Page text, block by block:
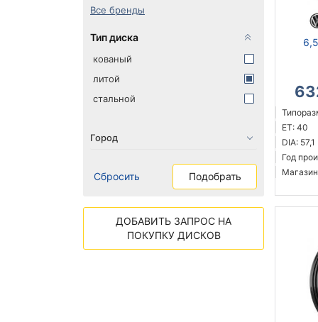
ET: 40
DIA: 57,1
Год
Все бренды
Тип диска
кованый
литой
стальной
Сбросить Подобрать
ДОБАВИТЬ ЗАПРОС НА
ПОКУПКУ ДИСКОВ